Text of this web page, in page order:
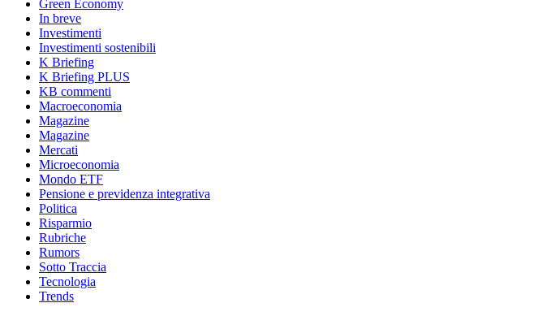
Green Economy
In breve
Investimenti
Investimenti sostenibili
K Briefing
K Briefing PLUS
KB commenti
Macroeconomia
Magazine
Magazine
Mercati
Microeconomia
Mondo ETF
Pensione e previdenza integrativa
Politica
Risparmio
Rubriche
Rumors
Sotto Traccia
Tecnologia
Trends